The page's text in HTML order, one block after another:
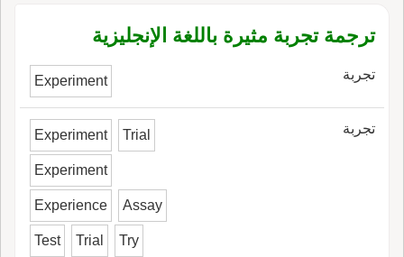
ترجمة تجربة مثيرة باللغة الإنجليزية
تجربة Experiment
تجربة Experiment Trial
Experiment
Experience Assay
Test Trial Try